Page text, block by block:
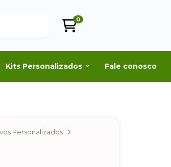
0
Kits Personalizados Fale conosco
Personalizados